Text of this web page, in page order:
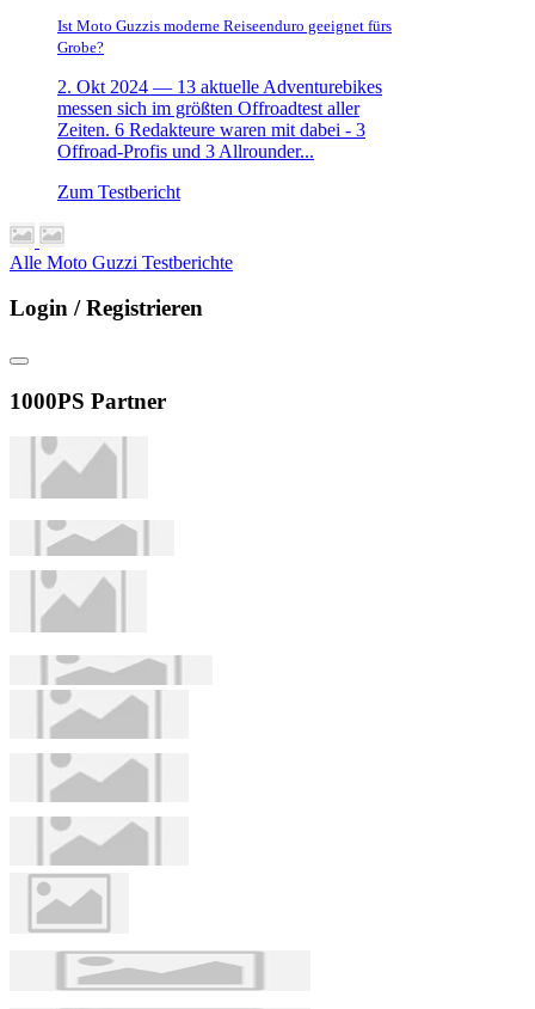
Ist Moto Guzzis moderne Reiseenduro geeignet fürs
Grobe?
2. Okt 2024 — 13 aktuelle Adventurebikes
messen sich im größten Offroadtest aller
Zeiten. 6 Redakteure waren mit dabei - 3
Offroad-Profis und 3 Allrounder...
Zum Testbericht
Alle Moto Guzzi Testberichte
Login / Registrieren
1000PS Partner